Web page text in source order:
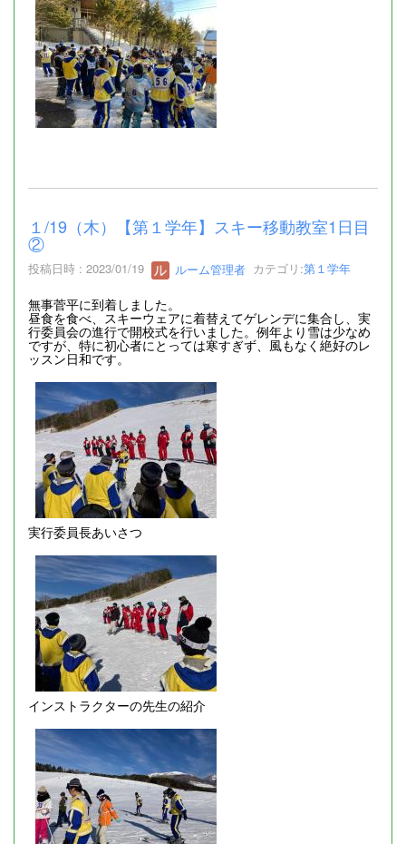
１/19（木）【第１学年】スキー移動教室1日目
②
投稿日時 : 2023/01/19 ルーム管理者 カテゴリ:第１学年
無事菅平に到着しました。
昼食を食べ、スキーウェアに着替えてゲレンデに集合し、実
行委員会の進行で開校式を行いました。例年より雪は少なめ
ですが、特に初心者にとっては寒すぎず、風もなく絶好のレ
ッスン日和です。
実行委員長あいさつ
インストラクターの先生の紹介